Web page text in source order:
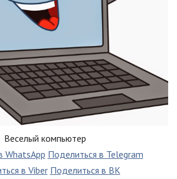
Веселый компьютер
WhatsApp Поделиться в Telegram
в Viber Поделиться в ВК